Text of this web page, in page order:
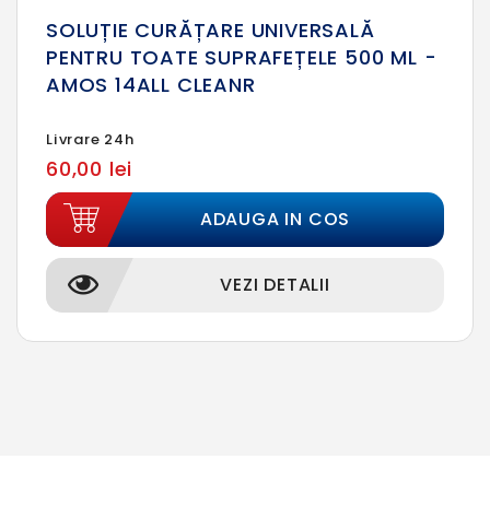
SOLUȚIE CURĂȚARE UNIVERSALĂ
PENTRU TOATE SUPRAFEȚELE 500 ML -
AMOS 14ALL CLEANR
Livrare 24h
60,00 lei
ADAUGA IN COS
VEZI DETALII